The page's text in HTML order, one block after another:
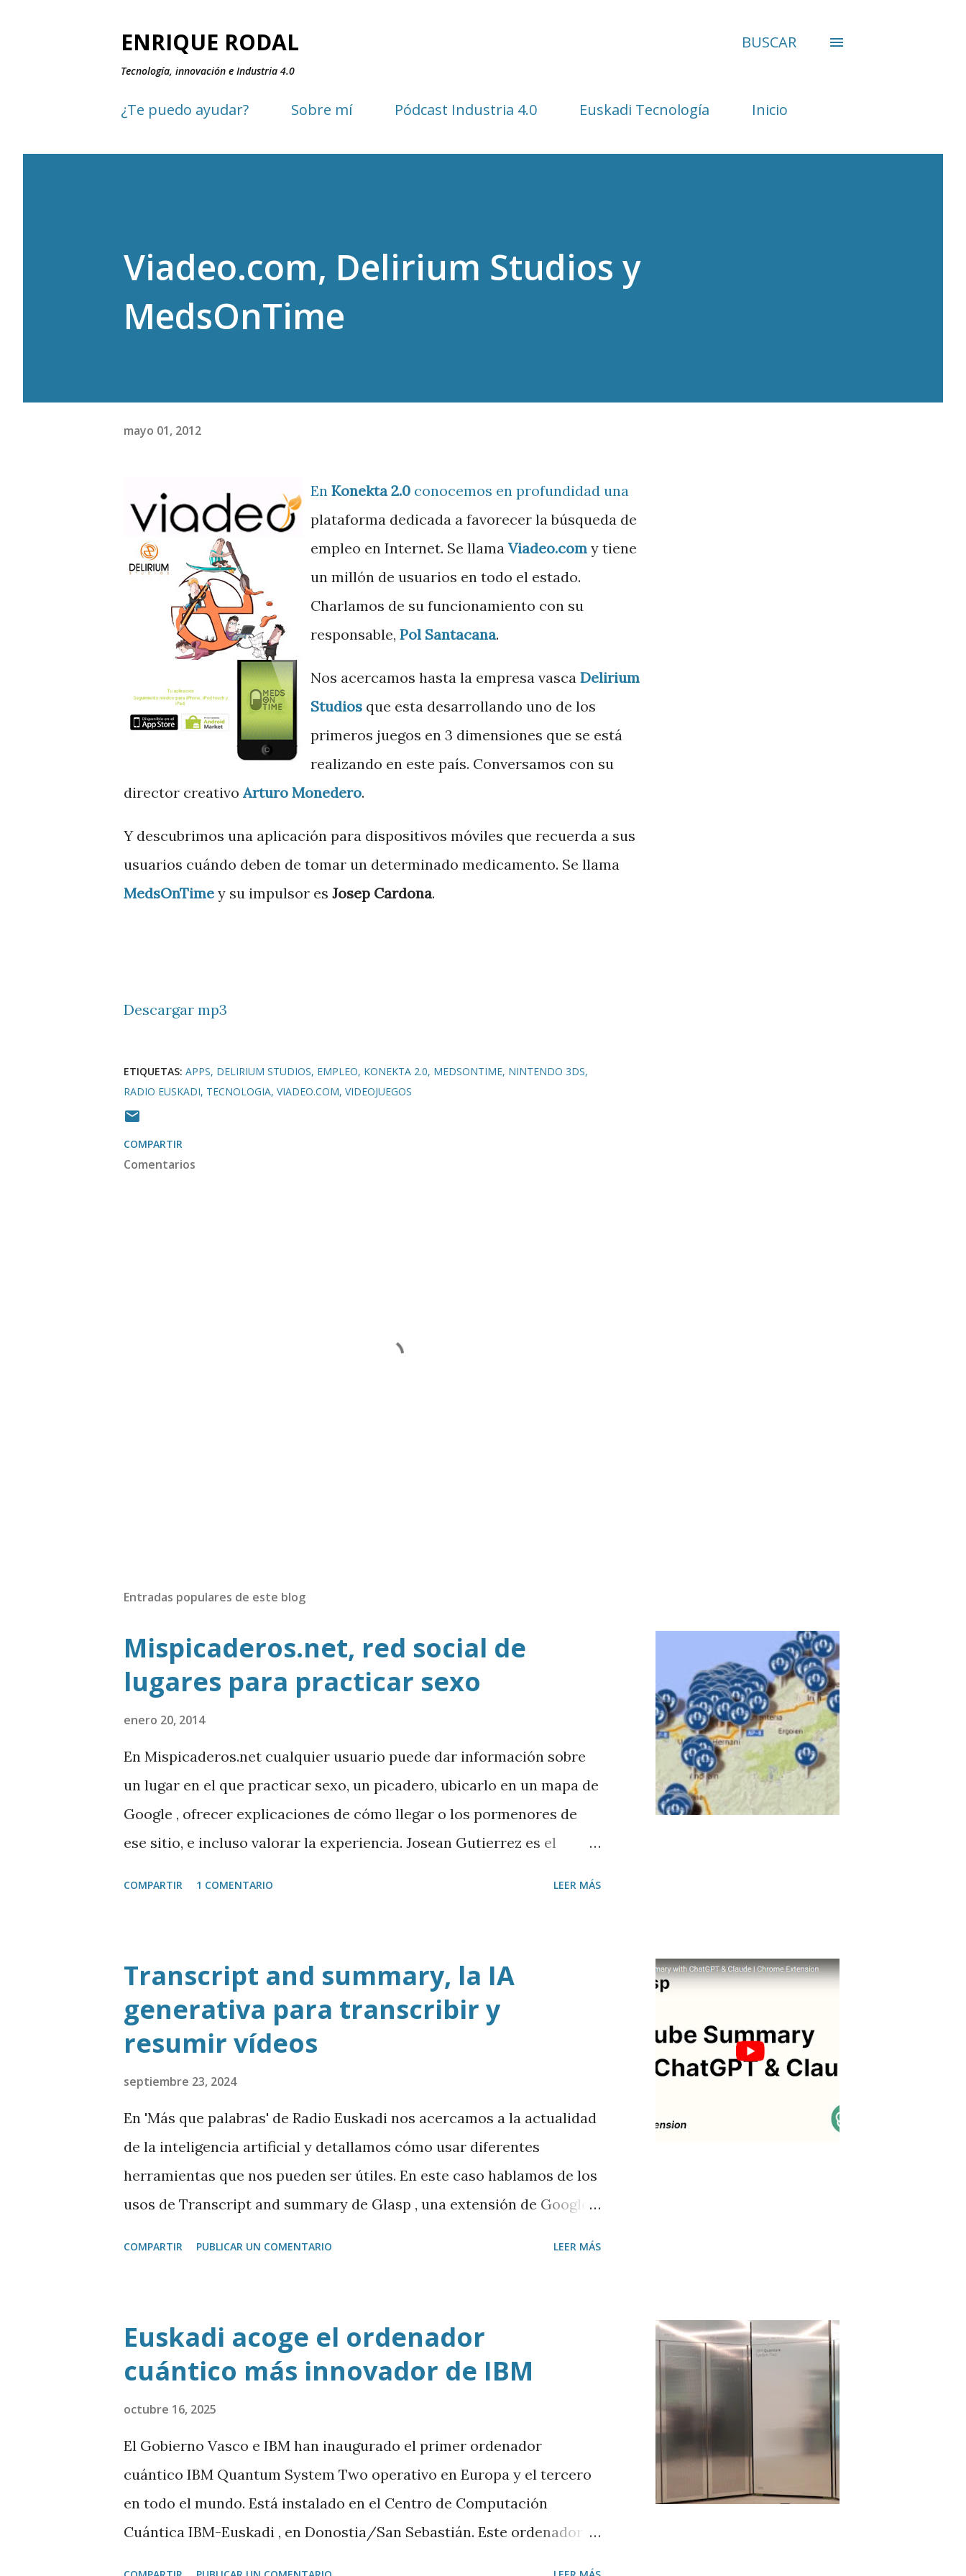
ENRIQUE RODAL
Tecnología, innovación e Industria 4.0
BUSCAR
¿Te puedo ayudar? Sobre mí Pódcast Industria 4.0 Euskadi Tecnología Inicio
Viadeo.com, Delirium Studios y
MedsOnTime
mayo 01, 2012
En Konekta 2.0 conocemos en profundidad una
plataforma dedicada a favorecer la búsqueda de
empleo en Internet. Se llama Viadeo.com y tiene
un millón de usuarios en todo el estado.
Charlamos de su funcionamiento con su
responsable, Pol Santacana.
Nos acercamos hasta la empresa vasca Delirium
Studios que esta desarrollando uno de los
primeros juegos en 3 dimensiones que se está
realizando en este país. Conversamos con su
director creativoArturo Monedero.
Y descubrimos una aplicación para dispositivos móviles que recuerda a sus
usuarios cuándo deben de tomar un determinado medicamento. Se llama
MedsOnTime y su impulsor es Josep Cardona.
Descargar mp3
ETIQUETAS: APPS DELIRIUM STUDIOS EMPLEO KONEKTA 2.0 MEDSONTIME NINTENDO 3DS
RADIO EUSKADI TECNOLOGIA VIADEO.COM VIDEOJUEGOS
COMPARTIR
Comentarios
Entradas populares de este blog
Mispicaderos.net, red social de
lugares para practicar sexo
enero 20, 2014
En Mispicaderos.net cualquier usuario puede dar información sobre
un lugar en el que practicar sexo, un picadero, ubicarlo en un mapa de
Google , ofrecer explicaciones de cómo llegar o los pormenores de
ese sitio, e incluso valorar la experiencia. Josean Gutierrez es el
COMPARTIR 1 COMENTARIO LEER MÁS
Transcript and summary, la IA
generativa para transcribir y
resumir vídeos
septiembre 23, 2024
En 'Más que palabras' de Radio Euskadi nos acercamos a la actualidad
de la inteligencia artificial y detallamos cómo usar diferentes
herramientas que nos pueden ser útiles. En este caso hablamos de los
usos de Transcript and summary de Glasp , una extensión de Google
COMPARTIR PUBLICAR UN COMENTARIO LEER MÁS
Euskadi acoge el ordenador
cuántico más innovador de IBM
octubre 16, 2025
El Gobierno Vasco e IBM han inaugurado el primer ordenador
cuántico IBM Quantum System Two operativo en Europa y el tercero
en todo el mundo. Está instalado en el Centro de Computación
Cuántica IBM-Euskadi , en Donostia/San Sebastián. Este ordenador